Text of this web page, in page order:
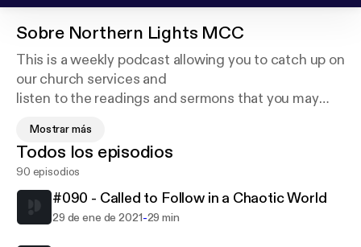
Sobre Northern Lights MCC
This is a weekly podcast allowing you to catch up on
our church services and
listen to the readings and sermons that you may
again! There will also be special episodes coming
out occasionally when we have
special events. For more information about what we
do visit
www.northernlightsmcc.org.uk for more information
Mostrar más
Todos los episodios
90 episodios
#090 - Called to Follow in a Chaotic World
29 de ene de 2021-29 min